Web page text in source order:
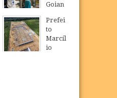
Goian
realiz
a
Camp
anha
Prefei
to
Marcíl
io